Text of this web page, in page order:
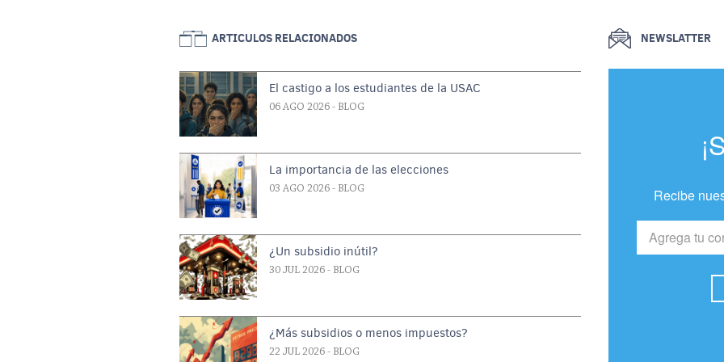
ARTICULOS RELACIONADOS
El castigo a los estudiantes de la USAC
06 AGO 2026 - BLOG
La importancia de las elecciones
03 AGO 2026 - BLOG
¿Un subsidio inútil?
30 JUL 2026 - BLOG
¿Más subsidios o menos impuestos?
22 JUL 2026 - BLOG
NEWSLATTER
Recibe